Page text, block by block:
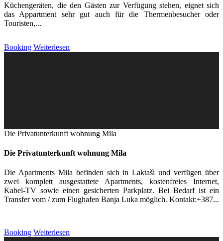
Küchengeräten, die den Gästen zur Verfügung stehen, eignet sich
das Appartment sehr gut auch für die Thermenbesucher oder
Touristen,...
Booking Weiterlesen
Die Privatunterkunft wohnung Mila
Die Privatunterkunft wohnung Mila
Die Apartments Mila befinden sich in Laktaši und verfügen über
zwei komplett ausgestattete Apartments, kostenfreies Internet,
Kabel-TV sowie einen gesicherten Parkplatz. Bei Bedarf ist ein
Transfer vom / zum Flughafen Banja Luka möglich. Kontakt:+387...
Booking Weiterlesen